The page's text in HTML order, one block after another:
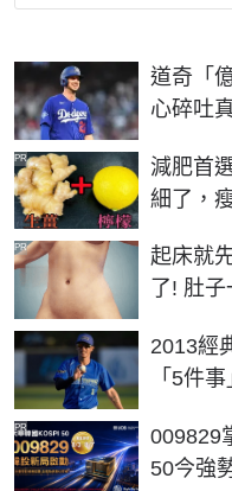
道奇「
心碎吐
減肥首
細了，
PR
起床就
了! 肚
PR
2013經
「5件
009829
50今強
PR